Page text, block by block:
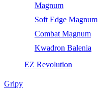
Magnum
Soft Edge Magnum
Combat Magnum
Kwadron Balenia
EZ Revolution
Gripy